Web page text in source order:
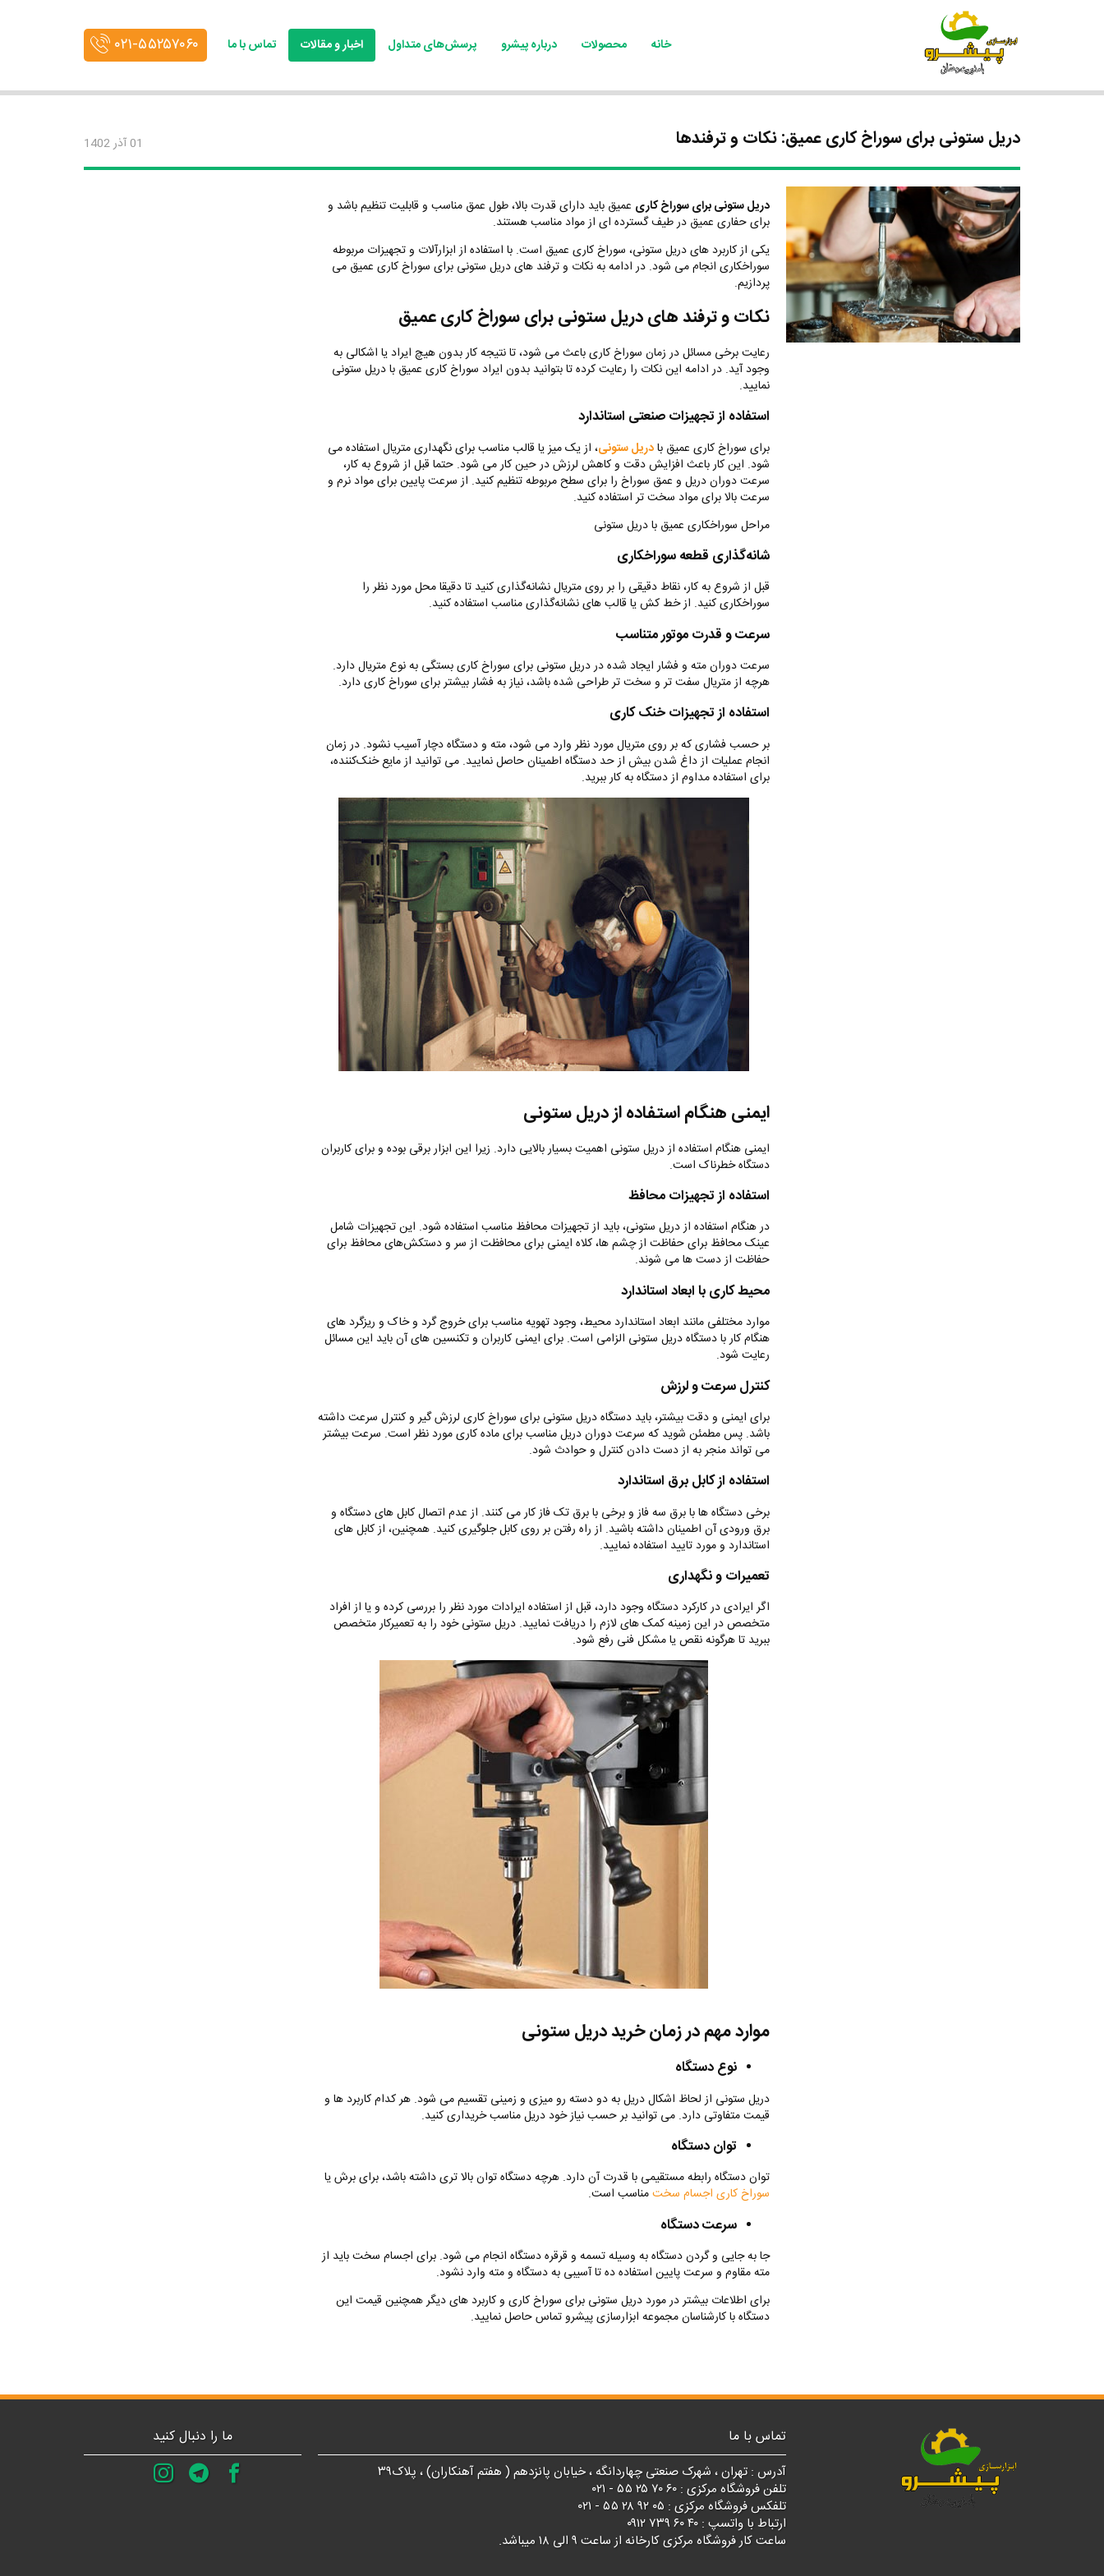
خانه محصولات درباره پیشرو پرسش‌های متداول اخبار و مقالات تماس با ما ۰۲۱-۵۵۲۵۷۰۶۰
دریل ستونی برای سوراخ کاری عمیق: نکات و ترفندها 01 آذر 1402
دریل ستونی برای سوراخ کاری عمیق باید دارای قدرت بالا، طول عمق مناسب و قابلیت تنظیم باشد و
برای حفاری عمیق در طیف گسترده ای از مواد مناسب هستند.
یکی از کاربرد های دریل ستونی، سوراخ کاری عمیق است. با استفاده از ابزارآلات و تجهیزات مربوطه
سوراخکاری انجام می شود. در ادامه به نکات و ترفند های دریل ستونی برای سوراخ کاری عمیق می
پردازیم.
نکات و ترفند های دریل ستونی برای سوراخ کاری عمیق
رعایت برخی مسائل در زمان سوراخ کاری باعث می شود، تا نتیجه کار بدون هیچ ایراد یا اشکالی به
وجود آید. در ادامه این نکات را رعایت کرده تا بتوانید بدون ایراد سوراخ کاری عمیق با دریل ستونی
نمایید.
استفاده از تجهیزات صنعتی استاندارد
برای سوراخ کاری عمیق بادریل ستونی، از یک میز یا قالب مناسب برای نگهداری متریال استفاده می
شود. این کار باعث افزایش دقت و کاهش لرزش در حین کار می ‌شود. حتما قبل از شروع به کار،
سرعت دوران دریل و عمق سوراخ را برای سطح مربوطه تنظیم کنید. از سرعت پایین برای مواد نرم و
سرعت بالا برای مواد سخت تر استفاده کنید.
مراحل سوراخکاری عمیق با دریل ستونی
شانه‌گذاری قطعه سوراخکاری
قبل از شروع به کار، نقاط دقیقی را بر روی متریال نشانه‌گذاری کنید تا دقیقا محل مورد نظر را
سوراخکاری کنید. از خط کش یا قالب‌ های نشانه‌گذاری مناسب استفاده کنید.
سرعت و قدرت موتور متناسب
سرعت دوران مته و فشار ایجاد شده در دریل ستونی برای سوراخ کاری بستگی به نوع متریال دارد.
هرچه از متریال سفت تر و سخت تر طراحی شده باشد، نیاز به فشار بیشتر برای سوراخ کاری دارد.
استفاده از تجهیزات خنک کاری
بر حسب فشاری که بر روی متریال مورد نظر وارد می شود، مته و دستگاه دچار آسیب نشود. در زمان
انجام عملیات از داغ شدن بیش از حد دستگاه اطمینان حاصل نمایید. می‌ توانید از مایع خنک‌کننده،
برای استفاده مداوم از دستگاه به کار ببرید.
ایمنی هنگام استفاده از دریل ستونی
ایمنی هنگام استفاده از دریل ستونی اهمیت بسیار بالایی دارد. زیرا این ابزار برقی بوده و برای کاربران
دستگاه خطرناک است.
استفاده از تجهیزات محافظ
در هنگام استفاده از دریل ستونی، باید از تجهیزات محافظ مناسب استفاده شود. این تجهیزات شامل
عینک محافظ برای حفاظت از چشم‌ ها، کلاه ایمنی برای محافظت از سر و دستکش‌های محافظ برای
حفاظت از دست ‌ها می ‌شوند.
محیط کاری با ابعاد استاندارد
موارد مختلفی مانند ابعاد استاندارد محیط، وجود تهویه مناسب برای خروج گرد و خاک و ریزگرد های
هنگام کار با دستگاه دریل ستونی الزامی است. برای ایمنی کاربران و تکنسین های آن باید این مسائل
رعایت شود.
کنترل سرعت و لرزش
برای ایمنی و دقت بیشتر، باید دستگاه دریل ستونی برای سوراخ کاری لرزش گیر و کنترل سرعت داشته
باشد. پس مطمئن شوید که سرعت دوران دریل مناسب برای ماده کاری مورد نظر است. سرعت بیشتر
می ‌تواند منجر به از دست دادن کنترل و حوادث شود.
استفاده از کابل برق استاندارد
برخی دستگاه ها با برق سه فاز و برخی با برق تک فاز کار می کنند. از عدم اتصال کابل های دستگاه و
برق ورودی آن اطمینان داشته باشید. از راه رفتن بر روی کابل جلوگیری کنید. همچنین، از کابل‌ های
استاندارد و مورد تایید استفاده نمایید.
تعمیرات و نگهداری
اگر ایرادی در کارکرد دستگاه وجود دارد، قبل از استفاده ایرادات مورد نظر را بررسی کرده و یا از افراد
متخصص در این زمینه کمک های لازم را دریافت نمایید. دریل ستونی خود را به تعمیرکار متخصص
ببرید تا هرگونه نقص یا مشکل فنی رفع شود.
موارد مهم در زمان خرید دریل ستونی
نوع دستگاه
دریل ستونی از لحاظ اشکال دریل به دو دسته رو میزی و زمینی تقسیم می شود. هر کدام کاربرد ها و
قیمت متفاوتی دارد. می توانید بر حسب نیاز خود دریل مناسب خریداری کنید.
توان دستگاه
توان دستگاه رابطه مستقیمی با قدرت آن دارد. هرچه دستگاه توان بالا تری داشته باشد، برای برش یا
سوراخ کاری اجسام سختمناسب است.
سرعت دستگاه
جا به جایی و گردن دستگاه به وسیله تسمه و قرقره دستگاه انجام می شود. برای اجسام سخت باید از
مته مقاوم و سرعت پایین استفاده ده تا آسیبی به دستگاه و مته وارد نشود.
برای اطلاعات بیشتر در مورد دریل ستونی برای سوراخ کاری و کاربرد های دیگر همچنین قیمت این
دستگاه با کارشناسان مجموعه ابزارسازی پیشرو تماس حاصل نمایید.
تماس با ما
آدرس : تهران ، شهرک صنعتی چهاردانگه ، خیابان پانزدهم ( هفتم آهنکاران) ، پلاک۳۹
تلفن فروشگاه مرکزی : ۶۰ ۷۰ ۲۵ ۵۵ - ۰۲۱
تلفکس فروشگاه مرکزی : ۰۵ ۹۲ ۲۸ ۵۵ - ۰۲۱
ارتباط با واتسپ : ۴۰ ۶۰ ۷۳۹ ۰۹۱۲
ساعت کار فروشگاه مرکزی کارخانه از ساعت ۹ الی ۱۸ میباشد.
ما را دنبال کنید